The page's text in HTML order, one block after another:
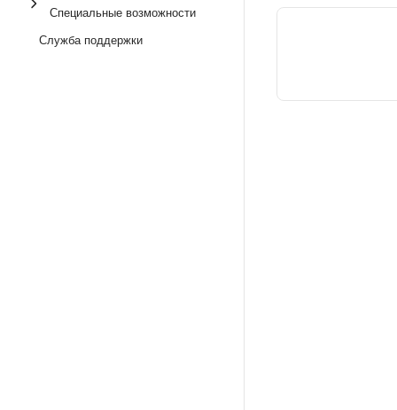
Специальные возможности
Служба поддержки